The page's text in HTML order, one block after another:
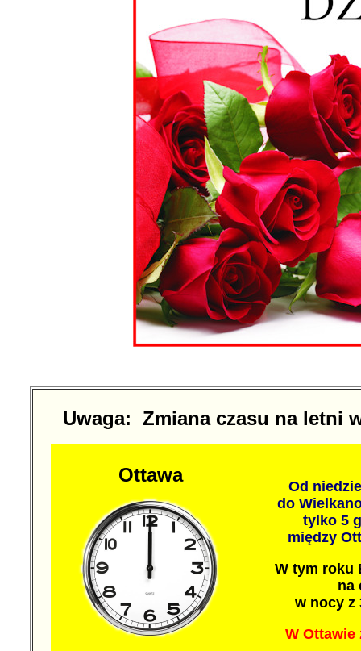
Uwaga: Zmiana czasu na letni
Ottawa
Od
do
tylko 5
między
W tym roku
na
w nocy z
W Ottawie